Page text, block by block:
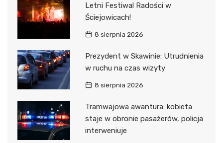
Letni Festiwal Radości w
Ściejowicach!
8 sierpnia 2026
Prezydent w Skawinie: Utrudnienia
w ruchu na czas wizyty
8 sierpnia 2026
Tramwajowa awantura: kobieta
staje w obronie pasażerów, policja
interweniuje